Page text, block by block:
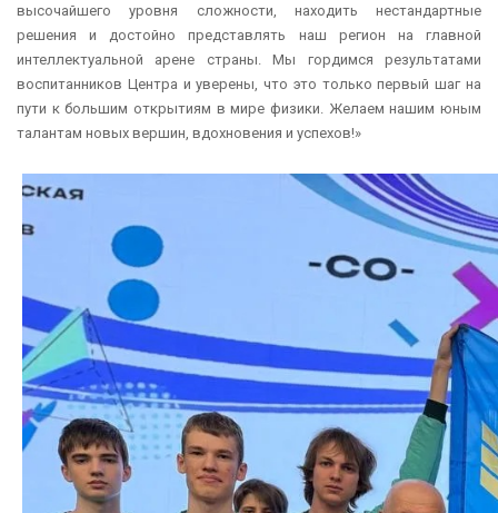
высочайшего уровня сложности, находить нестандартные
решения и достойно представлять наш регион на главной
интеллектуальной арене страны. Мы гордимся результатами
воспитанников Центра и уверены, что это только первый шаг на
пути к большим открытиям в мире физики. Желаем нашим юным
талантам новых вершин, вдохновения и успехов!»